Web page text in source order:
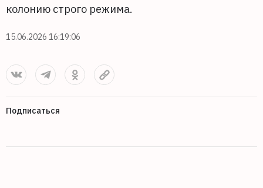
колонию строго режима.
15.06.2026 16:19:06
Подписаться